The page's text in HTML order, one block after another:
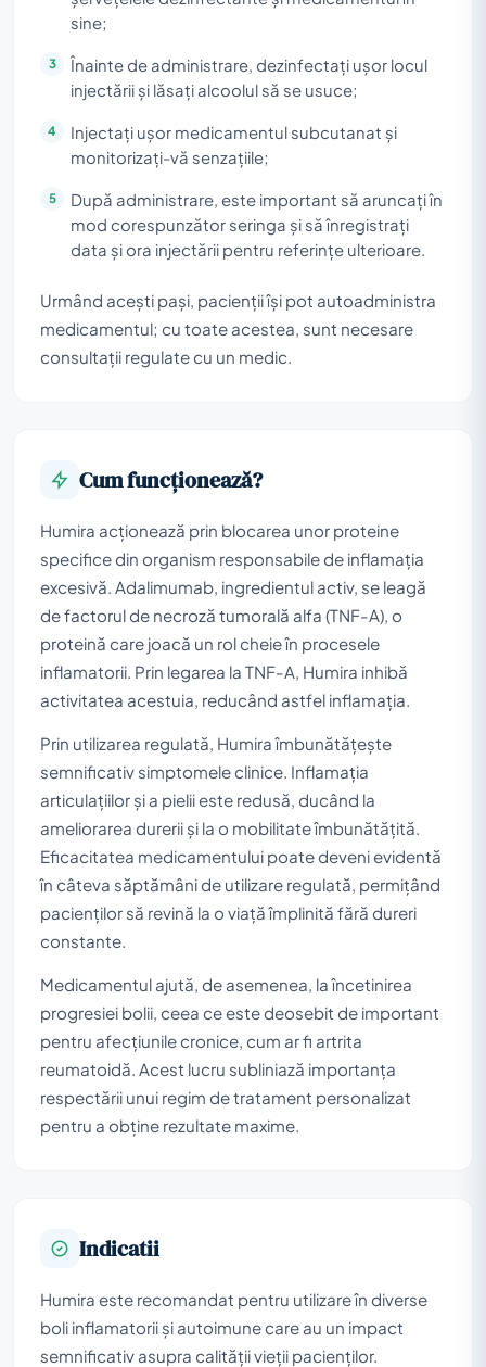
sine;
Înainte de administrare, dezinfectați ușor locul
injectării și lăsați alcoolul să se usuce;
Injectați ușor medicamentul subcutanat și
monitorizați-vă senzațiile;
După administrare, este important să aruncați în
mod corespunzător seringa și să înregistrați
data și ora injectării pentru referințe ulterioare.
Urmând acești pași, pacienții își pot autoadministra
medicamentul; cu toate acestea, sunt necesare
consultații regulate cu un medic.
Cum funcționează?
Humira acționează prin blocarea unor proteine
specifice din organism responsabile de inflamația
excesivă. Adalimumab, ingredientul activ, se leagă
de factorul de necroză tumorală alfa (TNF-A), o
proteină care joacă un rol cheie în procesele
inflamatorii. Prin legarea la TNF-A, Humira inhibă
activitatea acestuia, reducând astfel inflamația.
Prin utilizarea regulată, Humira îmbunătățește
semnificativ simptomele clinice. Inflamația
articulațiilor și a pielii este redusă, ducând la
ameliorarea durerii și la o mobilitate îmbunătățită.
Eficacitatea medicamentului poate deveni evidentă
în câteva săptămâni de utilizare regulată, permițând
pacienților să revină la o viață împlinită fără dureri
constante.
Medicamentul ajută, de asemenea, la încetinirea
progresiei bolii, ceea ce este deosebit de important
pentru afecțiunile cronice, cum ar fi artrita
reumatoidă. Acest lucru subliniază importanța
respectării unui regim de tratament personalizat
pentru a obține rezultate maxime.
Indicatii
Humira este recomandat pentru utilizare în diverse
boli inflamatorii și autoimune care au un impact
semnificativ asupra calității vieții pacienților.